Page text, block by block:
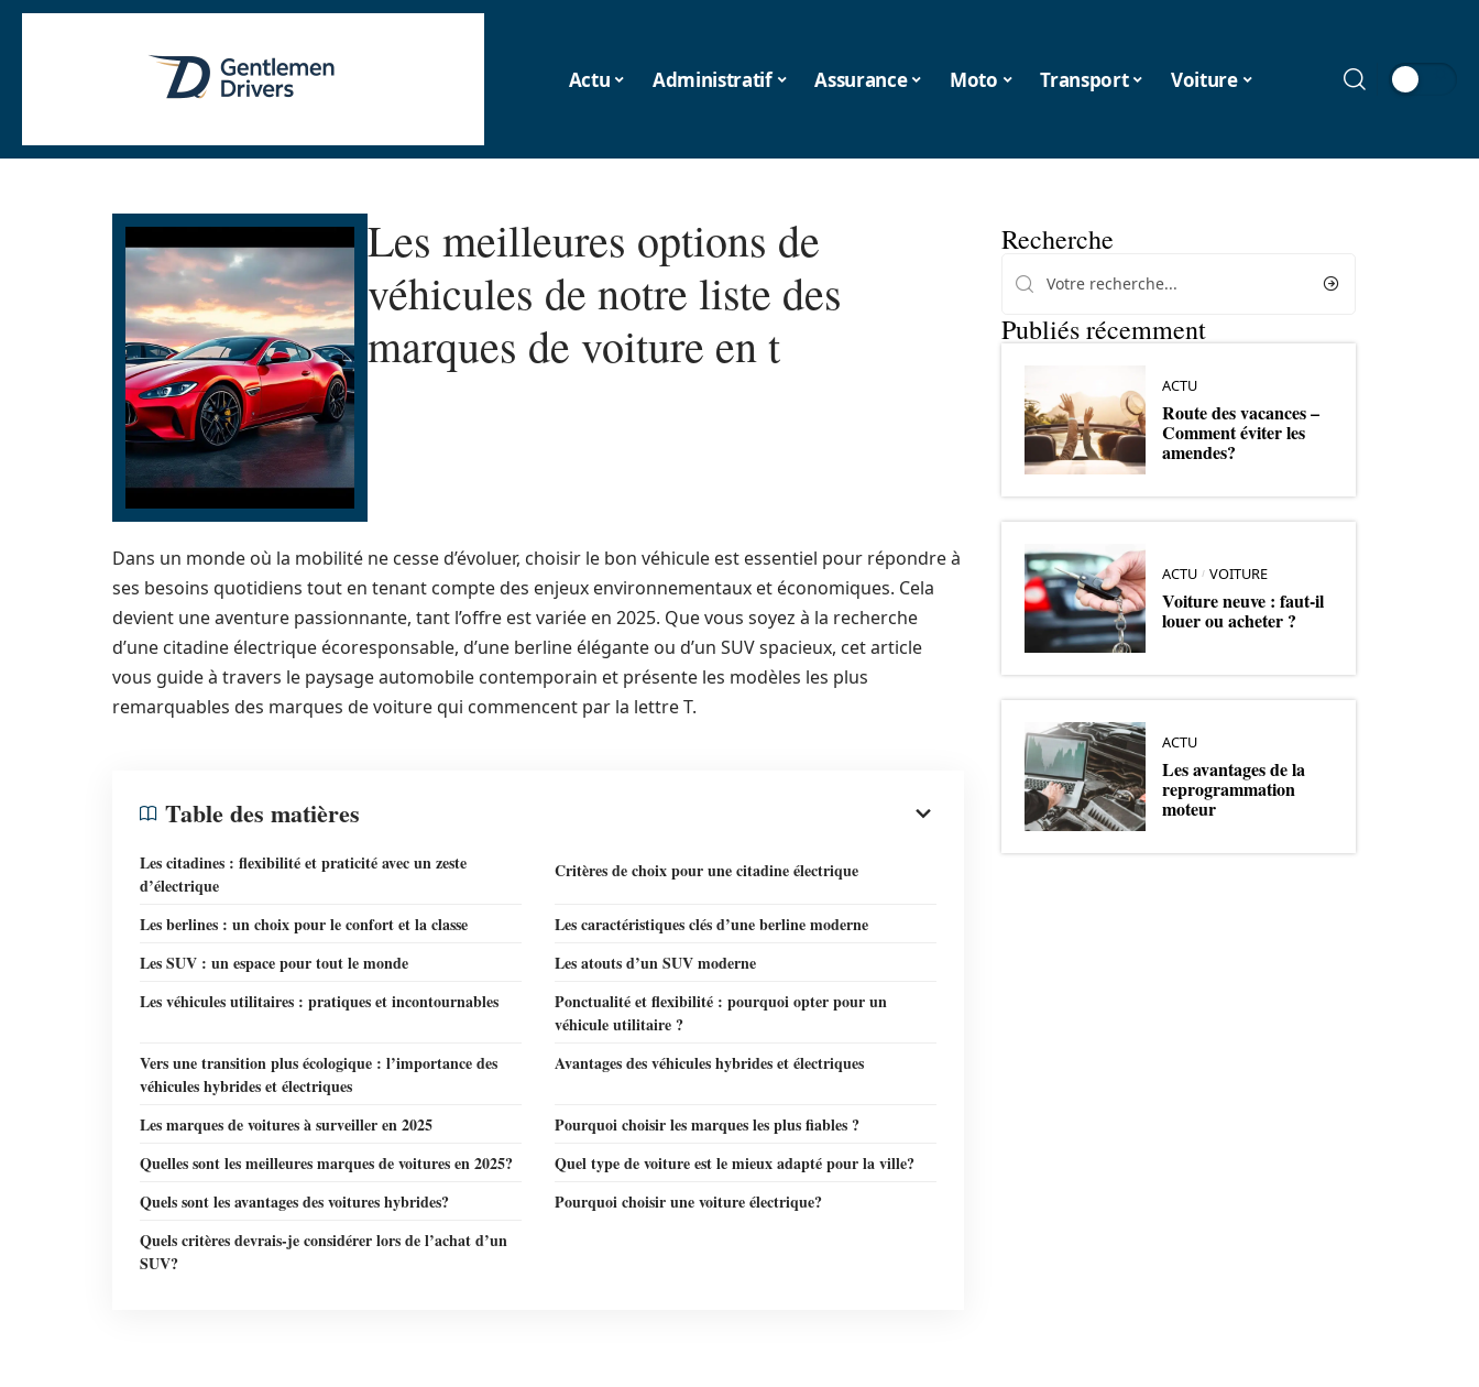
Actu Administratif Assurance Moto Transport Voiture
Les meilleures options de
véhicules de notre liste des
marques de voiture en t
Dans un monde où la mobilité ne cesse d’évoluer, choisir le bon véhicule est essentiel pour répondre à
ses besoins quotidiens tout en tenant compte des enjeux environnementaux et économiques. Cela
devient une aventure passionnante, tant l’offre est variée en 2025. Que vous soyez à la recherche
d’une citadine électrique écoresponsable, d’une berline élégante ou d’un SUV spacieux, cet article
vous guide à travers le paysage automobile contemporain et présente les modèles les plus
remarquables des marques de voiture qui commencent par la lettre T.
Table des matières
Les citadines : flexibilité et praticité avec un zeste
d’électrique
Critères de choix pour une citadine électrique
Les berlines : un choix pour le confort et la classe
Les caractéristiques clés d’une berline moderne
Les SUV : un espace pour tout le monde
Les atouts d’un SUV moderne
Les véhicules utilitaires : pratiques et incontournables
Ponctualité et flexibilité : pourquoi opter pour un
véhicule utilitaire ?
Vers une transition plus écologique : l’importance des
véhicules hybrides et électriques
Avantages des véhicules hybrides et électriques
Les marques de voitures à surveiller en 2025
Pourquoi choisir les marques les plus fiables ?
Quelles sont les meilleures marques de voitures en 2025?
Quel type de voiture est le mieux adapté pour la ville?
Quels sont les avantages des voitures hybrides?
Pourquoi choisir une voiture électrique?
Quels critères devrais-je considérer lors de l’achat d’un
SUV?
Recherche
Publiés récemment
ACTU
Route des vacances –
Comment éviter les
amendes?
ACTU VOITURE
Voiture neuve : faut-il
louer ou acheter ?
ACTU
Les avantages de la
reprogrammation
moteur